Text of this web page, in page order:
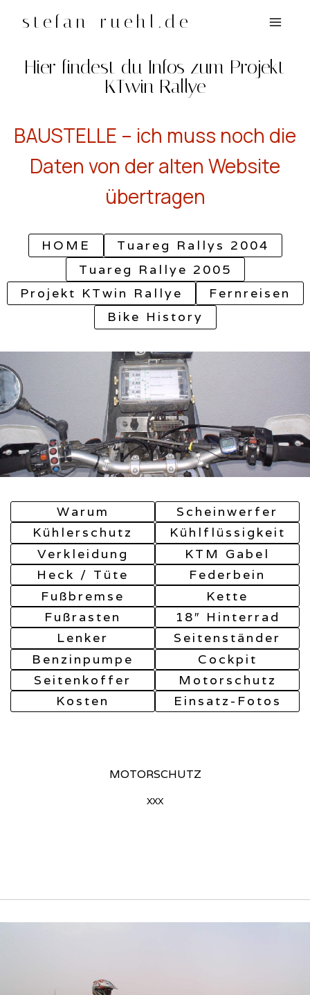
Inhaltstefan-ruehl.de
Hier findest du Infos zum Projekt
KTwin Rallye
BAUSTELLE – ich muss noch die
Daten von der alten Website
übertragen
HOME
Tuareg Rallys 2004
Tuareg Rallye 2005
Projekt KTwin Rallye
Fernreisen
Bike History
Warum
Scheinwerfer
Kühlerschutz
Kühlflüssigkeit
Verkleidung
KTM Gabel
Heck / Tüte
Federbein
Fußbremse
Kette
Fußrasten
18″ Hinterrad
Lenker
Seitenständer
Benzinpumpe
Cockpit
Seitenkoffer
Motorschutz
Kosten
Einsatz-Fotos
MOTORSCHUTZ
xxx